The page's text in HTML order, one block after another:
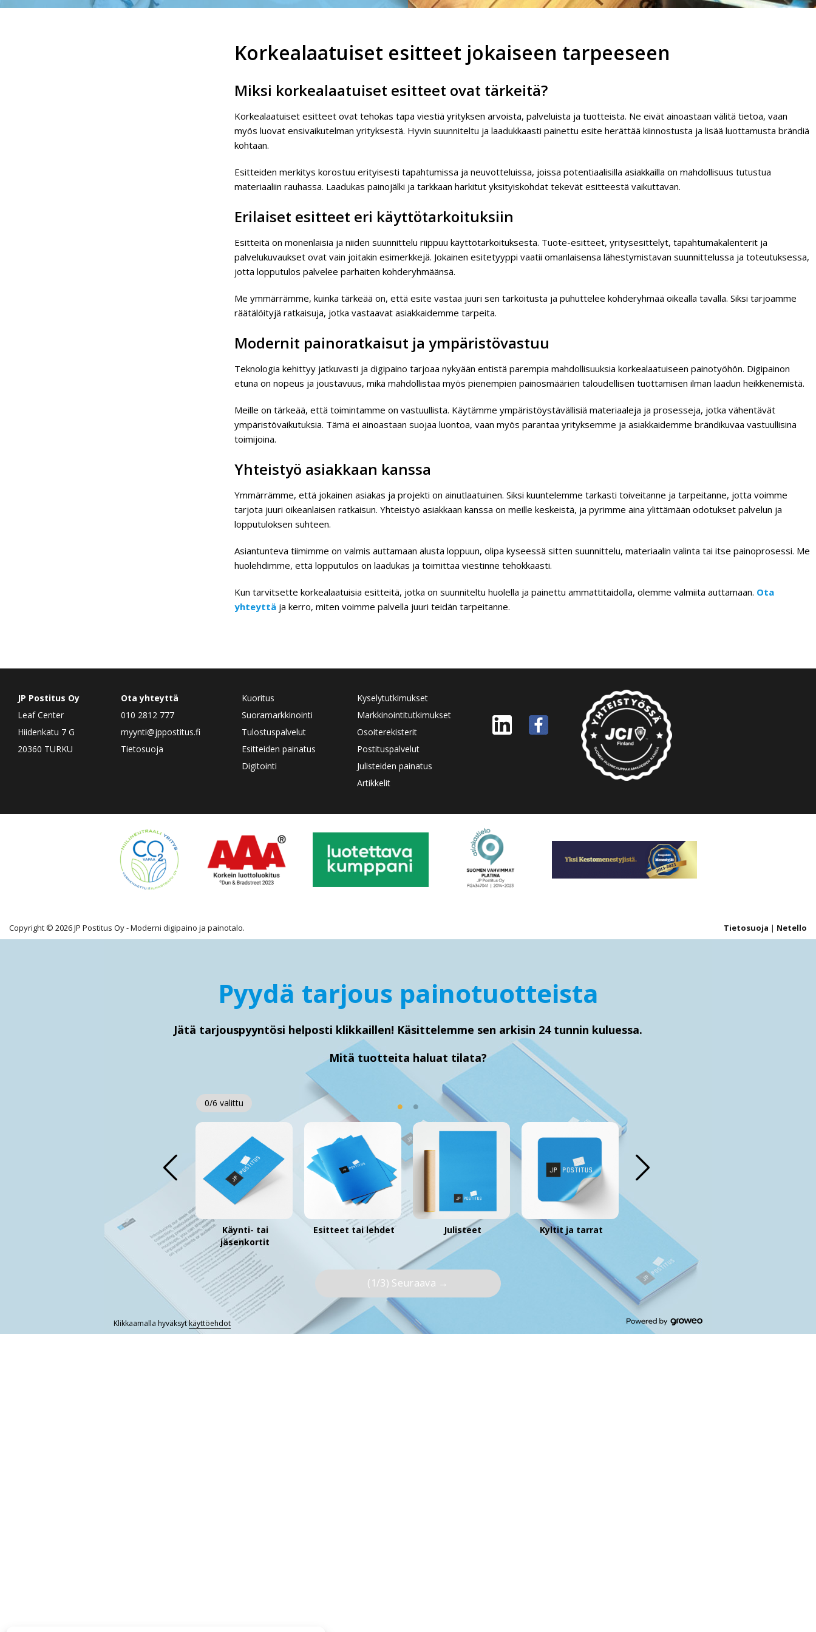
Korkealaatuiset esitteet jokaiseen tarpeeseen
Miksi korkealaatuiset esitteet ovat tärkeitä?
Korkealaatuiset esitteet ovat tehokas tapa viestiä yrityksen arvoista, palveluista ja tuotteista. Ne eivät ainoastaan välitä tietoa, vaan
myös luovat ensivaikutelman yrityksestä. Hyvin suunniteltu ja laadukkaasti painettu esite herättää kiinnostusta ja lisää luottamusta brändiä
kohtaan.
Esitteiden merkitys korostuu erityisesti tapahtumissa ja neuvotteluissa, joissa potentiaalisilla asiakkailla on mahdollisuus tutustua
materiaaliin rauhassa. Laadukas painojälki ja tarkkaan harkitut yksityiskohdat tekevät esitteestä vaikuttavan.
Erilaiset esitteet eri käyttötarkoituksiin
Esitteitä on monenlaisia ja niiden suunnittelu riippuu käyttötarkoituksesta. Tuote-esitteet, yritysesittelyt, tapahtumakalenterit ja
palvelukuvaukset ovat vain joitakin esimerkkejä. Jokainen esitetyyppi vaatii omanlaisensa lähestymistavan suunnittelussa ja toteutuksessa,
jotta lopputulos palvelee parhaiten kohderyhmäänsä.
Me ymmärrämme, kuinka tärkeää on, että esite vastaa juuri sen tarkoitusta ja puhuttelee kohderyhmää oikealla tavalla. Siksi tarjoamme
räätälöityjä ratkaisuja, jotka vastaavat asiakkaidemme tarpeita.
Modernit painoratkaisut ja ympäristövastuu
Teknologia kehittyy jatkuvasti ja digipaino tarjoaa nykyään entistä parempia mahdollisuuksia korkealaatuiseen painotyöhön. Digipainon
etuna on nopeus ja joustavuus, mikä mahdollistaa myös pienempien painosmäärien taloudellisen tuottamisen ilman laadun heikkenemistä.
Meille on tärkeää, että toimintamme on vastuullista. Käytämme ympäristöystävällisiä materiaaleja ja prosesseja, jotka vähentävät
ympäristövaikutuksia. Tämä ei ainoastaan suojaa luontoa, vaan myös parantaa yrityksemme ja asiakkaidemme brändikuvaa vastuullisina
toimijoina.
Yhteistyö asiakkaan kanssa
Ymmärrämme, että jokainen asiakas ja projekti on ainutlaatuinen. Siksi kuuntelemme tarkasti toiveitanne ja tarpeitanne, jotta voimme
tarjota juuri oikeanlaisen ratkaisun. Yhteistyö asiakkaan kanssa on meille keskeistä, ja pyrimme aina ylittämään odotukset palvelun ja
lopputuloksen suhteen.
Asiantunteva tiimimme on valmis auttamaan alusta loppuun, olipa kyseessä sitten suunnittelu, materiaalin valinta tai itse painoprosessi. Me
huolehdimme, että lopputulos on laadukas ja toimittaa viestinne tehokkaasti.
Kun tarvitsette korkealaatuisia esitteitä, jotka on suunniteltu huolella ja painettu ammattitaidolla, olemme valmiita auttamaan. Ota
yhteyttä ja kerro, miten voimme palvella juuri teidän tarpeitanne.
JP Postitus Oy
Leaf Center
Hiidenkatu 7 G
20360 TURKU
Ota yhteyttä
010 2812 777
myynti@jppostitus.fi
Tietosuoja
Kuoritus
Suoramarkkinointi
Tulostuspalvelut
Esitteiden painatus
Digitointi
Kyselytutkimukset
Markkinointitutkimukset
Osoiterekisterit
Postituspalvelut
Julisteiden painatus
Artikkelit
Copyright © 2026 JP Postitus Oy - Moderni digipaino ja painotalo. Tietosuoja | Netello